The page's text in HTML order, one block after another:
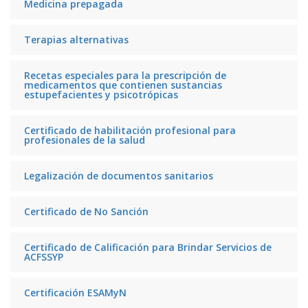
Medicina prepagada
Terapias alternativas
Recetas especiales para la prescripción de
medicamentos que contienen sustancias
estupefacientes y psicotrópicas
Certificado de habilitación profesional para
profesionales de la salud
Legalización de documentos sanitarios
Certificado de No Sanción
Certificado de Calificación para Brindar Servicios de
ACFSSYP
Certificación ESAMyN